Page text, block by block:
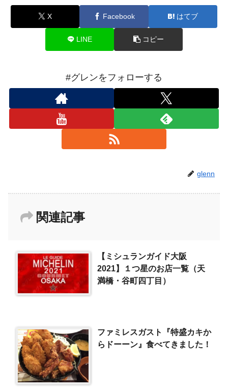
X Facebook はてブ
LINE コピー
#グレンをフォローする
glenn
関連記事
【ミシュランガイド大阪
2021】１つ星のお店一覧（天
満橋・谷町四丁目）
ファミレスガスト『特盛カキか
らドーーン』食べてきました！